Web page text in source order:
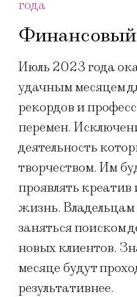
года
Финансовый
Июль 2023 года
удачным месяцем
рекордов и
перемен.
деятельность
творчеством. Им
проявлять
жизнь. Владельцам
заняться поиском
новых клиентов.
месяце будут
результативнее.